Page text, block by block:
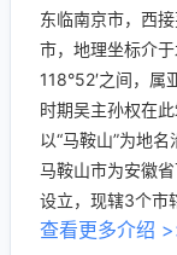
东临南京市，西
市，地理坐标介
118°52′之间，
时期吴主孙权在
以“马鞍山”为地名
马鞍山市为安徽
设立，现辖3个市
查看更多介绍